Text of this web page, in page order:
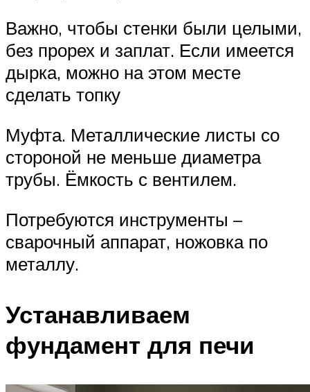
Важно, чтобы стенки были целыми,
без прорех и заплат. Если имеется
дырка, можно на этом месте
сделать топку
Муфта. Металлические листы со
стороной не меньше диаметра
трубы. Ёмкость с вентилем.
Потребуются инструменты –
сварочный аппарат, ножовка по
металлу.
Устанавливаем
фундамент для печи